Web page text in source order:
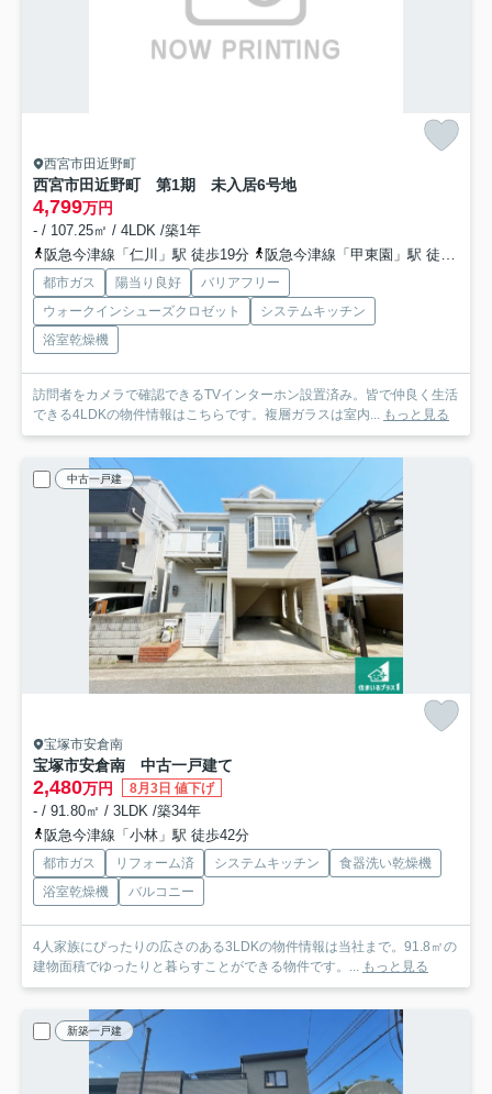
西宮市田近野町
西宮市田近野町 第1期 未入居6号地
4,799万円
- / 107.25㎡ / 4LDK /築1年
阪急今津線「仁川」駅 徒歩19分
阪急今津線「甲東園」駅 徒歩22分
都市ガス 陽当り良好
バリアフリー
ウォークインシューズクロゼット
システムキッチン
浴室乾燥機
訪問者をカメラで確認できるTVインターホン設置済み。皆で仲良く生活
できる4LDKの物件情報はこちらです。複層ガラスは室内...
もっと見る
中古一戸建
宝塚市安倉南
宝塚市安倉南 中古一戸建て
2,480万円 8月3日 値下げ
- / 91.80㎡ / 3LDK /築34年
阪急今津線「小林」駅 徒歩42分
都市ガス リフォーム済 システムキッチン
食器洗い乾燥機
浴室乾燥機
バルコニー
4人家族にぴったりの広さのある3LDKの物件情報は当社まで。91.8㎡の
建物面積でゆったりと暮らすことができる物件です。...
もっと見る
新築一戸建